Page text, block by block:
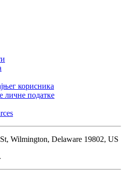
корисника
личне податке
Wilmington, Delaware 19802, US